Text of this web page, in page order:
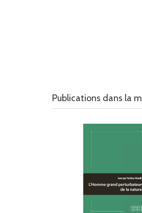
Publications dans la